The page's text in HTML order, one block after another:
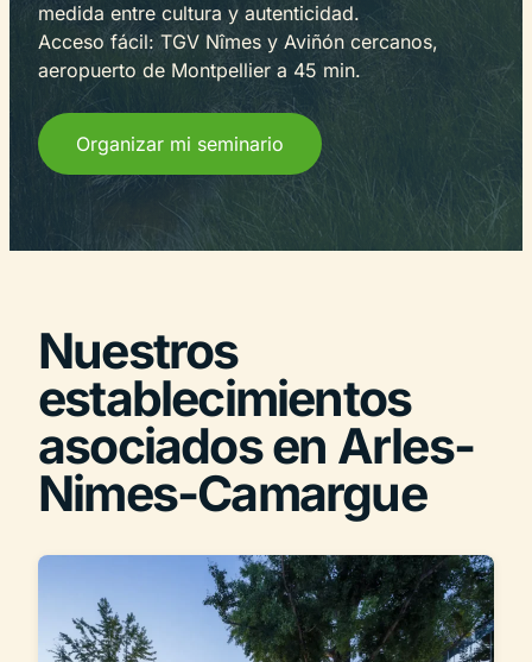
medida entre cultura y autenticidad.
Acceso fácil: TGV Nîmes y Aviñón cercanos,
aeropuerto de Montpellier a 45 min.
Organizar mi seminario
Nuestros
establecimientos
asociados en Arles-
Nimes-Camargue